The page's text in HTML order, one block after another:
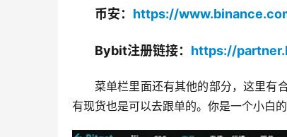
币安： https://
Bybit注册链接： https://
菜单栏里面还有其他的部分，这里有
有现货也是可以去跟单的。你是一个小白